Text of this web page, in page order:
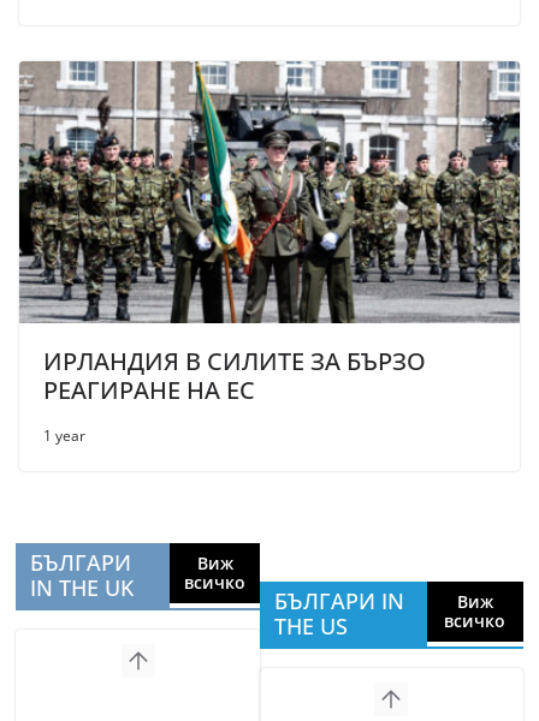
ИРЛАНДИЯ В СИЛИТЕ ЗА БЪРЗО
РЕАГИРАНЕ НА ЕС
1 year
БЪЛГАРИ
IN THE UK
Виж
всичко
БЪЛГАРИ IN
THE US
Виж
всичко